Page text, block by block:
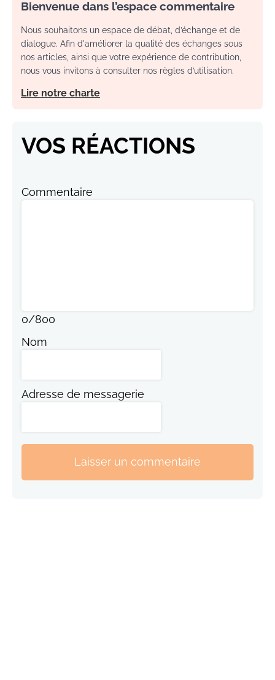
Bienvenue dans l’espace commentaire
Nous souhaitons un espace de débat, d’échange et de
dialogue. Afin d'améliorer la qualité des échanges sous
nos articles, ainsi que votre expérience de contribution,
nous vous invitons à consulter nos règles d’utilisation.
Lire notre charte
VOS RÉACTIONS
Commentaire
0/800
Nom
Adresse de messagerie
Laisser un commentaire